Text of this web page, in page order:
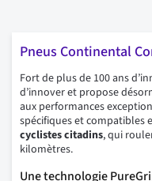
Pneus Continental
Fort de plus de 100 ans
d’innover et propose
aux performances
spécifiques et compatibles
cyclistes citadins, qui
kilomètres.
Une technologie